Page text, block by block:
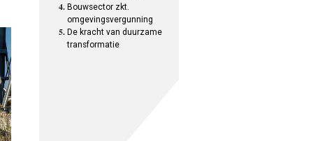
Bouwsector zkt.
omgevingsvergunning
De kracht van duurzame
transformatie